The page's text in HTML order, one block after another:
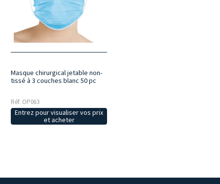
Masque chirurgical jetable non-
tissé à 3 couches blanc 50 pc
Réf: OP063
Entrez pour visualiser vos prix
et acheter